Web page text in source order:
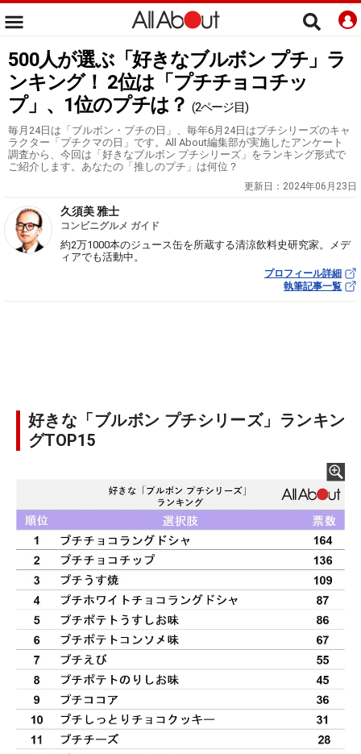
500人が選ぶ「好きなブルボン プチ」ラ
ンキング！ 2位は「プチチョコチッ
プ」、1位のプチは？ (2ページ目)
毎月24日は「ブルボン・プチの日」、毎年6月24日はプチシリーズのキャ
ラクター「プチクマの日」です。All About編集部が実施したアンケート
調査から、今回は「好きなブルボン プチシリーズ」をランキング形式で
ご紹介します。あなたの「推しのプチ」は何位？
更新日： 2024年06月23日
久須美 雅士
コンビニグルメ ガイド
約2万1000本のジュース缶を所蔵する清涼飲料史研究家。メデ
ィアでも活動中。
プロフィール詳細
執筆記事一覧
好きな「ブルボン プチシリーズ」ランキン
グTOP15